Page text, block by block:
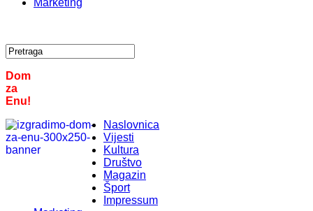
Marketing
Dom
za
Enu!
Naslovnica
Vijesti
Kultura
Društvo
Magazin
Šport
Impressum